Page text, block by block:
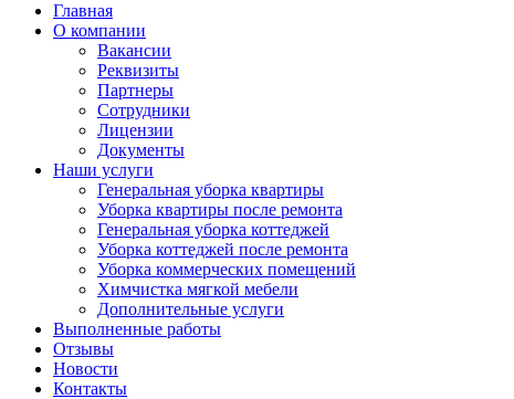
Главная
О компании
Вакансии
Реквизиты
Партнеры
Сотрудники
Лицензии
Документы
Наши услуги
Генеральная уборка квартиры
Уборка квартиры после ремонта
Генеральная уборка коттеджей
Уборка коттеджей после ремонта
Уборка коммерческих помещений
Химчистка мягкой мебели
Дополнительные услуги
Выполненные работы
Отзывы
Новости
Контакты